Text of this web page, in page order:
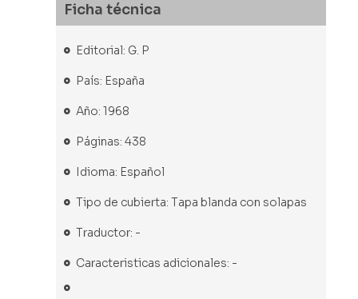
Ficha técnica
Editorial: G. P
País: España
Año: 1968
Páginas: 438
Idioma: Español
Tipo de cubierta: Tapa blanda con solapas
Traductor: -
Caracteristicas adicionales: -